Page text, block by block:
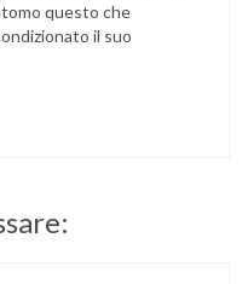
questo che
il suo